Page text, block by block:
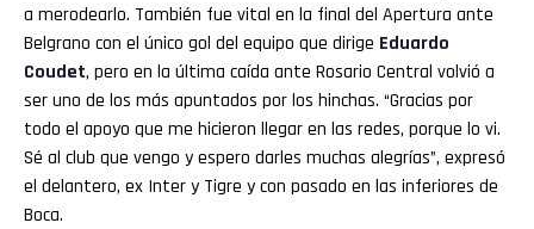
a merodearlo. También fue vital en la final del Apertura ante
Belgrano con el único gol del equipo que dirige Eduardo
Coudet, pero en la última caída ante Rosario Central volvió a
ser uno de los más apuntados por los hinchas. “Gracias por
todo el apoyo que me hicieron llegar en las redes, porque lo vi.
Sé al club que vengo y espero darles muchas alegrías”, expresó
el delantero, ex Inter y Tigre y con pasado en las inferiores de
Boca.